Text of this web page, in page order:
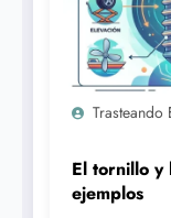
Trasteando
El tornillo y
ejemplos